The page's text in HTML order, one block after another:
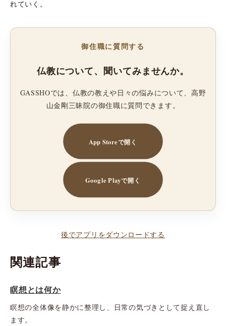
れていく。
御住職に質問する
仏教について、聞いてみませんか。
GASSHOでは、仏教の教えや日々の悩みについて、高野
山金剛三昧院の御住職に質問できます。
App Storeで開く
Google Playで開く
後でアプリをダウンロードする
関連記事
瞑想とは何か
瞑想の全体像を静かに整理し、日常の気づきとして捉え直し
ます。